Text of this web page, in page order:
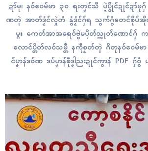
ဍာ်ဗု၊ နဝ်ဝေမ်ဗာ ၃၀ ရးတၞၚ်သဳ ပ္ဍဲပွိုၚ်ဍုၚ်ဍာ်ဗု
ဏတုဲ အာတ်ဒၟံၚ်လှုဲတံ နွံဒၟံၚ်ဂှ်ရ သွက်ဂွံတေၚ်စိုပ်
မ္ဂး ကေတ်အာအရေဝ်ဗွဲမပိုတ်သ္ကုတ်ဏောၚ်ဂှ်
လောၚ်ပ္တိတ်လဝ်သမ္တီ နကဵုစၟတ်တ္ၚဲ ဂိတုနဝ်ဝေမ်
ၚ်ပၞာန်ဒဝ်ဏ ဒပ်ပၞာန်စဵုဒၞါညးဍုၚ်ကွာန် PDF ဂှ်
သ္ဂးရ။…